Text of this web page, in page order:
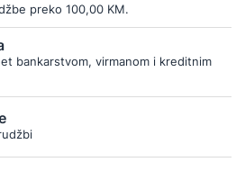
preko 100,00 KM.
bankarstvom, virmanom i kreditnim